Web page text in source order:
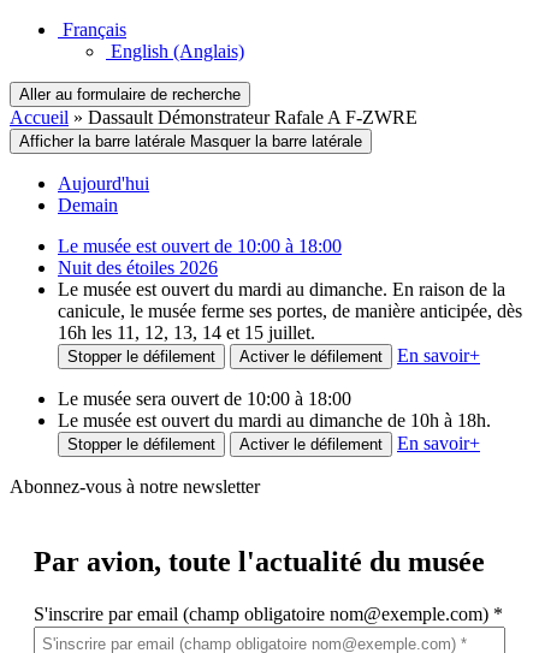
Français
English (Anglais)
Aller au formulaire de recherche
Accueil » Dassault Démonstrateur Rafale A F-ZWRE
Afficher la barre latérale Masquer la barre latérale
Aujourd'hui
Demain
Le musée est ouvert de 10:00 à 18:00
Nuit des étoiles 2026
Le musée est ouvert du mardi au dimanche. En raison de la
canicule, le musée ferme ses portes, de manière anticipée, dès
16h les 11, 12, 13, 14 et 15 juillet.
Stopper le défilement Activer le défilement En savoir+
Le musée sera ouvert de 10:00 à 18:00
Le musée est ouvert du mardi au dimanche de 10h à 18h.
Stopper le défilement Activer le défilement En savoir+
Abonnez-vous à notre newsletter
Par avion, toute l'actualité du musée
S'inscrire par email (champ obligatoire nom@exemple.com) *